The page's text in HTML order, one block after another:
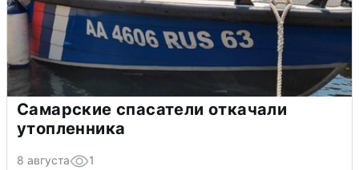
Самарские спасатели откачали
утопленника
8 августа 1